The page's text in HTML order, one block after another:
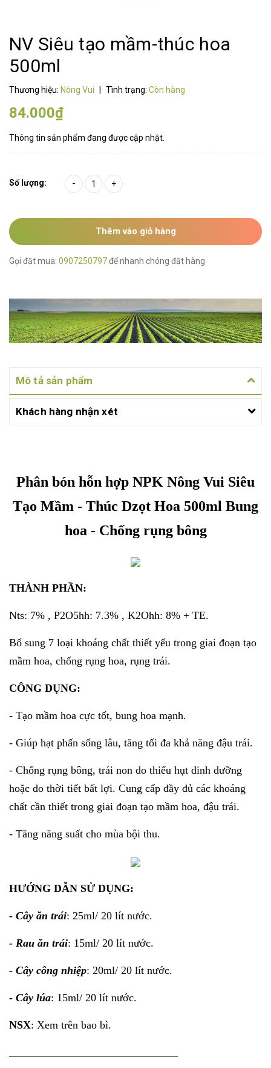
NV Siêu tạo mầm-thúc hoa
500ml
Thương hiệu: Nông Vui | Tình trạng: Còn hàng
84.000₫
Thông tin sản phẩm đang được cập nhật.
Số lượng: - +
Thêm vào giỏ hàng
Gọi đặt mua: 0907250797để nhanh chóng đặt hàng
Mô tả sản phẩm
Khách hàng nhận xét
Phân bón hỗn hợp NPK Nông Vui Siêu
Tạo Mầm - Thúc Dzọt Hoa 500ml Bung
hoa - Chống rụng bông
THÀNH PHẦN:
Nts: 7% , P2O5hh: 7.3% , K2Ohh: 8% + TE.
Bổ sung 7 loại khoáng chất thiết yếu trong giai đoạn tạo
mầm hoa, chống rụng hoa, rụng trái.
CÔNG DỤNG:
- Tạo mầm hoa cực tốt, bung hoa mạnh.
- Giúp hạt phấn sống lâu, tăng tối đa khả năng đậu trái.
- Chống rụng bông, trái non do thiếu hụt dinh dưỡng
hoặc do thời tiết bất lợi. Cung cấp đầy đủ các khoáng
chất cần thiết trong giai đoạn tạo mầm hoa, đậu trái.
- Tăng năng suất cho mùa bội thu.
HƯỚNG DẪN SỬ DỤNG:
- Cây ăn trái: 25ml/ 20 lít nước.
- Rau ăn trái: 15ml/ 20 lít nước.
- Cây công nhiệp: 20ml/ 20 lít nước.
- Cây lúa: 15ml/ 20 lít nước.
NSX: Xem trên bao bì.